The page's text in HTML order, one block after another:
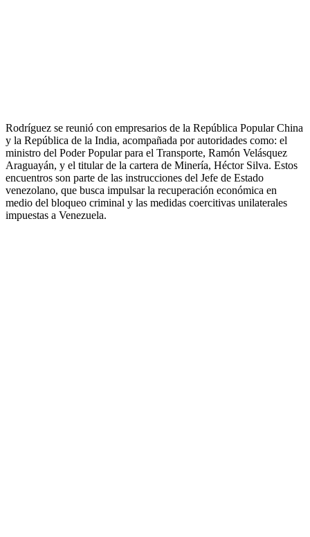
Rodríguez se reunió con empresarios de la República Popular China
y la República de la India, acompañada por autoridades como: el
ministro del Poder Popular para el Transporte, Ramón Velásquez
Araguayán, y el titular de la cartera de Minería, Héctor Silva. Estos
encuentros son parte de las instrucciones del Jefe de Estado
venezolano, que busca impulsar la recuperación económica en
medio del bloqueo criminal y las medidas coercitivas unilaterales
impuestas a Venezuela.